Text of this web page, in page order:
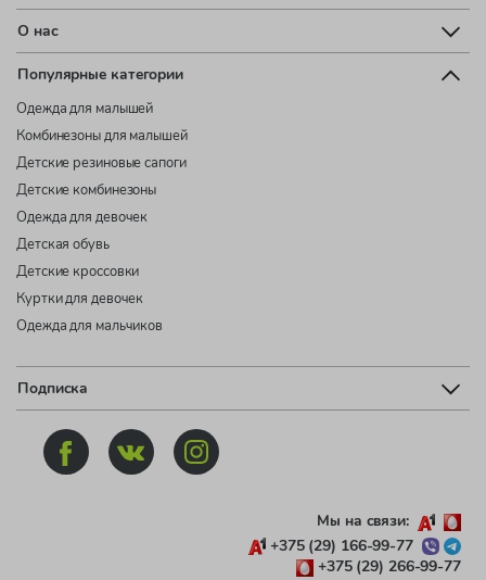
О нас
Популярные категории
Одежда для малышей
Комбинезоны для малышей
Детские резиновые сапоги
Детские комбинезоны
Одежда для девочек
Детская обувь
Детские кроссовки
Куртки для девочек
Одежда для мальчиков
Подписка
Мы на связи:
+375 (29) 166-99-77
+375 (29) 266-99-77